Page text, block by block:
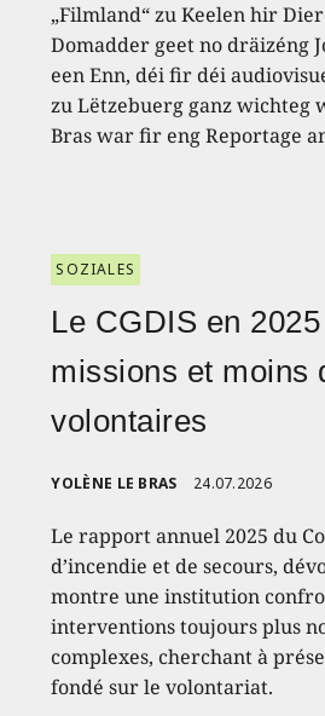
„Filmland“ zu Keelen hir
Domadder geet no dräizéng
een Enn, déi fir déi
zu Lëtzebuerg ganz wichteg
Bras war fir eng Reportage
SOZIALES
Le CGDIS en
missions et moins
volontaires
YOLÈNE LE BRAS 24.07.2026
Le rapport annuel 2025 du
d’incendie et de secours,
montre une institution
interventions toujours plus
complexes, cherchant à
fondé sur le volontariat.